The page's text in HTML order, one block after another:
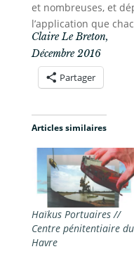
et nombreuses, et
l’application que
Claire Le Breton,
Décembre 2016
Partager
Articles similaires
Haïkus Portuaires //
Centre pénitentiaire du
Havre